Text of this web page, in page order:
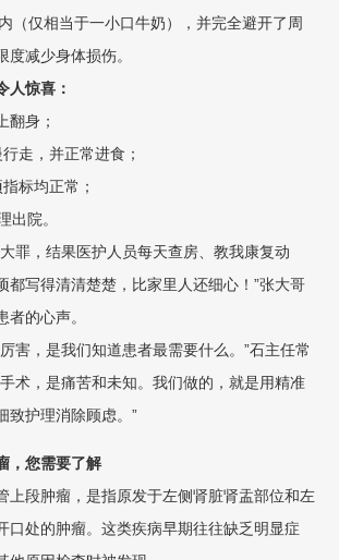
（仅相当于一小口牛奶），并完全避开了周
度减少身体损伤。
人惊喜：
翻身；
走，并正常进食；
标均正常；
出院。
罪，结果医护人员每天查房、教我康复动
都写得清清楚楚，比家里人还细心！”张大哥
者的心声。
害，是我们知道患者最需要什么。”石主任常
术，是痛苦和未知。我们做的，就是用精准
致护理消除顾虑。”
，您需要了解
上段肿瘤，是指原发于左侧肾脏肾盂部位和左
口处的肿瘤。这类疾病早期往往缺乏明显症